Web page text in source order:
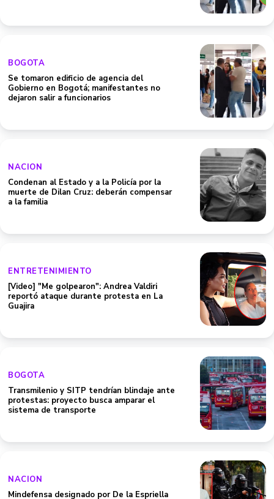
BOGOTA
Se tomaron edificio de agencia del
Gobierno en Bogotá; manifestantes no
dejaron salir a funcionarios
NACION
Condenan al Estado y a la Policía por la
muerte de Dilan Cruz: deberán compensar
a la familia
ENTRETENIMIENTO
[Video] "Me golpearon": Andrea Valdiri
reportó ataque durante protesta en La
Guajira
BOGOTA
Transmilenio y SITP tendrían blindaje ante
protestas: proyecto busca amparar el
sistema de transporte
NACION
Mindefensa designado por De la Espriella